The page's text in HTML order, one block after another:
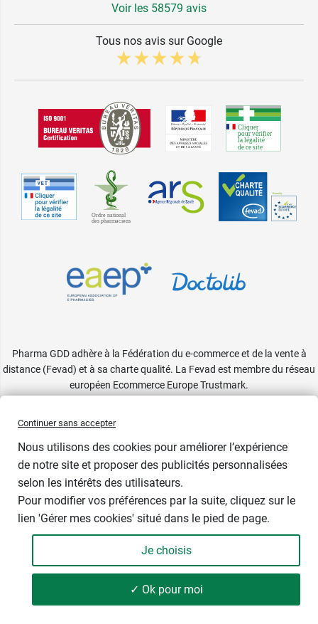
Voir les 58579 avis
Tous nos avis sur Google
Pharma GDD adhère à la Fédération du e-commerce et de la vente à
distance (Fevad) et à sa charte qualité. La Fevad est membre du réseau
européen Ecommerce Europe Trustmark.
Continuer sans accepter
Nous utilisons des cookies pour améliorer l’expérience
de notre site et proposer des publicités personnalisées
selon les intérêts des utilisateurs.
Pour modifier vos préférences par la suite, cliquez sur le
lien 'Gérer mes cookies' situé dans le pied de page.
Je choisis
✓ Ok pour moi